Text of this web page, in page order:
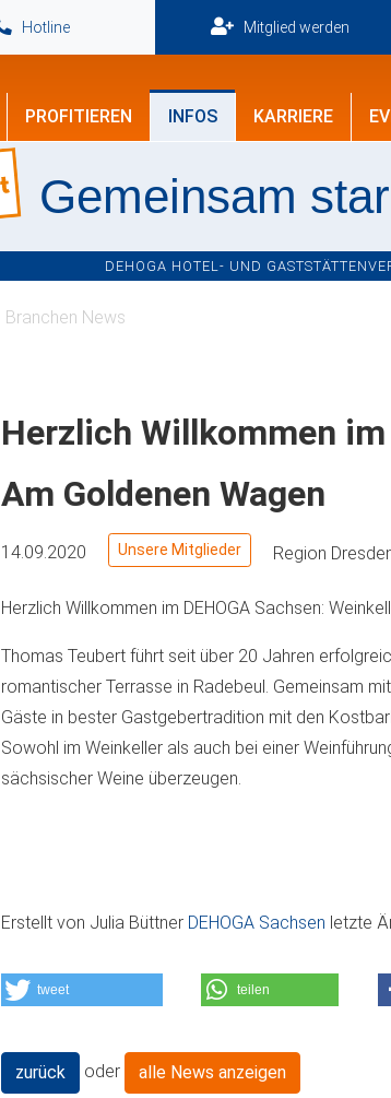
Hotline Mitglied werden
PROFITIEREN INFOS KARRIERE
Gemeinsam
DEHOGA HOTEL- UND
Branchen News
Herzlich Willkommen im
Am Goldenen Wagen
14.09.2020 Unsere Mitglieder Region
Herzlich Willkommen im DEHOGA Sachsen:
Thomas Teubert führt seit über 20 Jahren
romantischer Terrasse in Radebeul. Gemeinsam
Gäste in bester Gastgebertradition mit den
Sowohl im Weinkeller als auch bei einer
sächsischer Weine überzeugen.
Erstellt von Julia Büttner DEHOGA Sachsen letzte
tweet teilen
zurück oder alle News anzeigen